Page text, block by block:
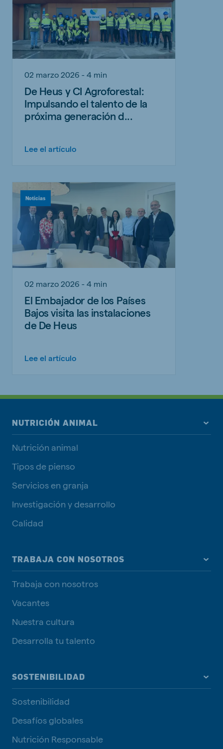
02 marzo 2026 - 4 min
De Heus y CI Agroforestal:
Impulsando el talento de la
próxima generación d...
Lee el artículo
Noticias
02 marzo 2026 - 4 min
El Embajador de los Países
Bajos visita las instalaciones
de De Heus
Lee el artículo
NUTRICIÓN ANIMAL
Nutrición animal
Tipos de pienso
Servicios en granja
Investigación y desarrollo
Calidad
TRABAJA CON NOSOTROS
Trabaja con nosotros
Vacantes
Nuestra cultura
Desarrolla tu talento
SOSTENIBILIDAD
Sostenibilidad
Desafíos globales
Nutrición Responsable